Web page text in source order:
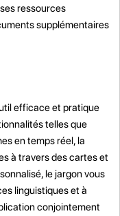
ressources
supplémentaires
efficace et pratique
telles que
en temps réel, la
à travers des cartes et
le jargon vous
linguistiques et à
conjointement